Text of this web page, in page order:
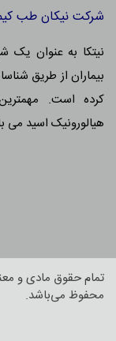
شرکت نیکان طب
نیتکا به عنوان یک
بیماران از طریق
کرده است.
هیالورونیک اسید می
تمام حقوق مادی و
محفوظ می‌باشد.